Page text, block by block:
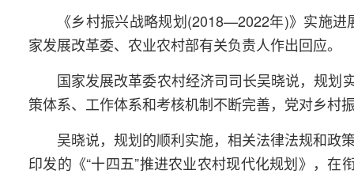
《乡村振兴战略规划(2018—2022年)》实施
家发展改革委、农业农村部有关负责人作出回应。
国家发展改革委农村经济司司长吴晓说，规划
策体系、工作体系和考核机制不断完善，党对乡村
吴晓说，规划的顺利实施，相关法律法规和政
印发的《“十四五”推进农业农村现代化规划》，